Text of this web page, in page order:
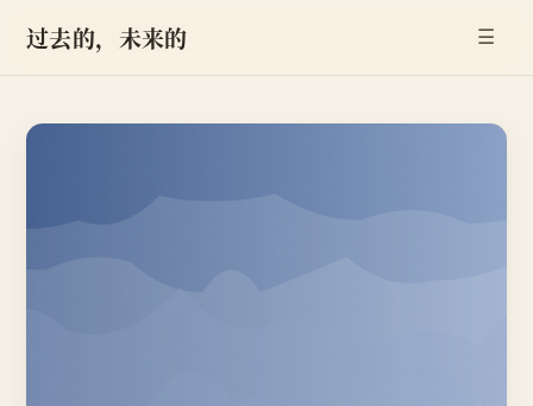
过去的，未来的 ☰